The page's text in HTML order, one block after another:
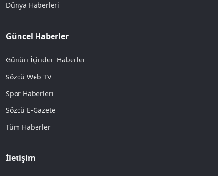
Dünya Haberleri
Güncel Haberler
Günün İçinden Haberler
Sözcü Web TV
Spor Haberleri
Sözcü E-Gazete
Tüm Haberler
İletişim